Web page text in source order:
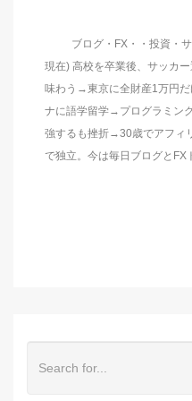
ブログ・FX・・投資・サ
現在) 高校を卒業後、サッカ
味わう→東京に全財産1万円
ナに語学留学→プログラミン
強するも挫折→30歳でアフィ
で独立。今は毎日ブログとFX